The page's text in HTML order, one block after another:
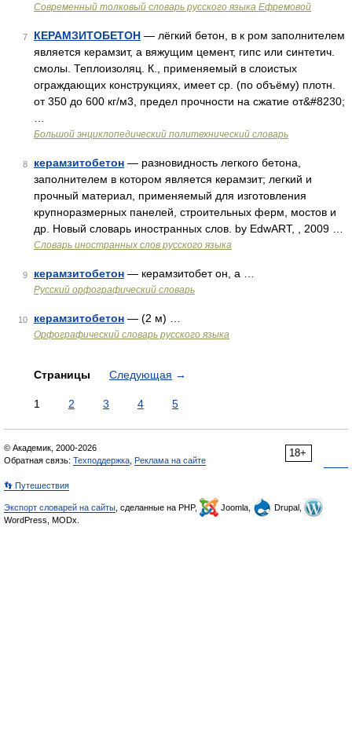
Современный толковый словарь русского языка Ефремовой
7 КЕРАМЗИТОБЕТОН — лёгкий бетон, в к ром заполнителем
является керамзит, а вяжущим цемент, гипс или синтетич.
смолы. Теплоизоляц. К., применяемый в слоистых
ограждающих конструкциях, имеет ср. (по объёму) плотн.
от 350 до 600 кг/м3, предел прочности на сжатие от&#8230;
Большой энциклопедический политехнический словарь
8 керамзитобетон — разновидность легкого бетона,
заполнителем в котором является керамзит; легкий и
прочный материал, применяемый для изготовления
крупноразмерных панелей, строительных ферм, мостов и
др. Новый словарь иностранных слов. by EdwART, , 2009 …
Словарь иностранных слов русского языка
9 керамзитобетон — керамзитобет он, а …
Русский орфографический словарь
10 керамзитобетон — (2 м) …
Орфографический словарь русского языка
Страницы Следующая →
1 2 3 4 5
18+
© Академик, 2000-2026
Обратная связь: Техподдержка Реклама на сайте
👣 Путешествия
Экспорт словарей на сайты , сделанные на PHP, Joomla,
Drupal,
WordPress, MODx.